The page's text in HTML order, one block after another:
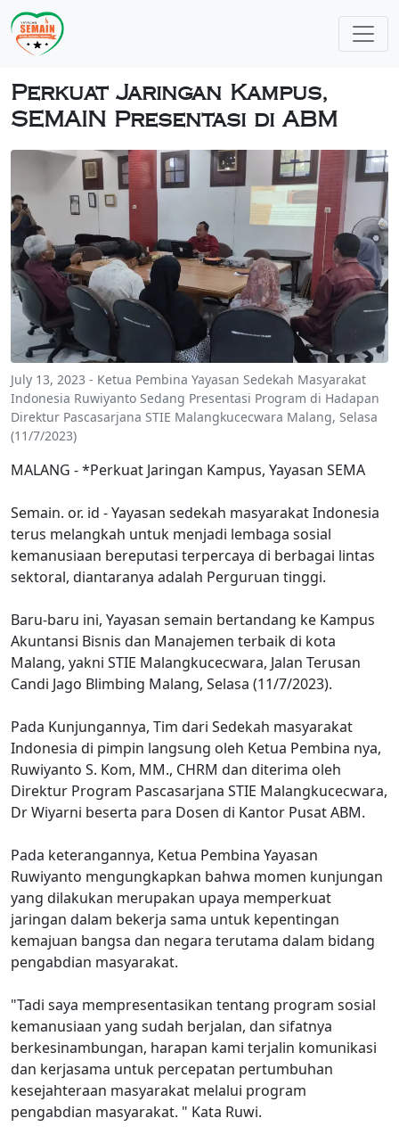
Perkuat Jaringan Kampus,
SEMAIN Presentasi di ABM
July 13, 2023 - Ketua Pembina Yayasan Sedekah Masyarakat
Indonesia Ruwiyanto Sedang Presentasi Program di Hadapan
Direktur Pascasarjana STIE Malangkucecwara Malang, Selasa
(11/7/2023)
MALANG - *Perkuat Jaringan Kampus, Yayasan SEMA
Semain. or. id - Yayasan sedekah masyarakat Indonesia
terus melangkah untuk menjadi lembaga sosial
kemanusiaan bereputasi terpercaya di berbagai lintas
sektoral, diantaranya adalah Perguruan tinggi.
Baru-baru ini, Yayasan semain bertandang ke Kampus
Akuntansi Bisnis dan Manajemen terbaik di kota
Malang, yakni STIE Malangkucecwara, Jalan Terusan
Candi Jago Blimbing Malang, Selasa (11/7/2023).
Pada Kunjungannya, Tim dari Sedekah masyarakat
Indonesia di pimpin langsung oleh Ketua Pembina nya,
Ruwiyanto S. Kom, MM., CHRM dan diterima oleh
Direktur Program Pascasarjana STIE Malangkucecwara,
Dr Wiyarni beserta para Dosen di Kantor Pusat ABM.
Pada keterangannya, Ketua Pembina Yayasan
Ruwiyanto mengungkapkan bahwa momen kunjungan
yang dilakukan merupakan upaya memperkuat
jaringan dalam bekerja sama untuk kepentingan
kemajuan bangsa dan negara terutama dalam bidang
pengabdian masyarakat.
"Tadi saya mempresentasikan tentang program sosial
kemanusiaan yang sudah berjalan, dan sifatnya
berkesinambungan, harapan kami terjalin komunikasi
dan kerjasama untuk percepatan pertumbuhan
kesejahteraan masyarakat melalui program
pengabdian masyarakat. " Kata Ruwi.